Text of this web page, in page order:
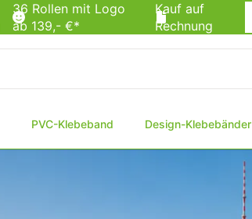
36 Rollen mit Logo
ab 139,- €*
Kauf auf
Rechnung
PVC-Klebeband Design-Klebebänder